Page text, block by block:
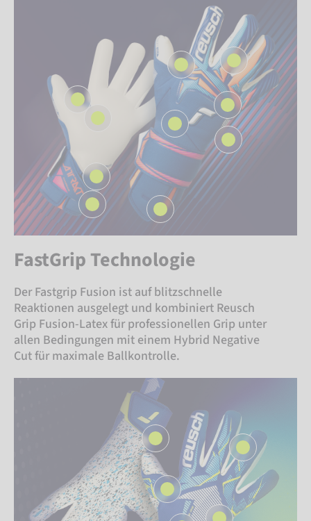
FastGrip Technologie
Der Fastgrip Fusion ist auf blitzschnelle
Reaktionen ausgelegt und kombiniert Reusch
Grip Fusion-Latex für professionellen Grip unter
allen Bedingungen mit einem Hybrid Negative
Cut für maximale Ballkontrolle.